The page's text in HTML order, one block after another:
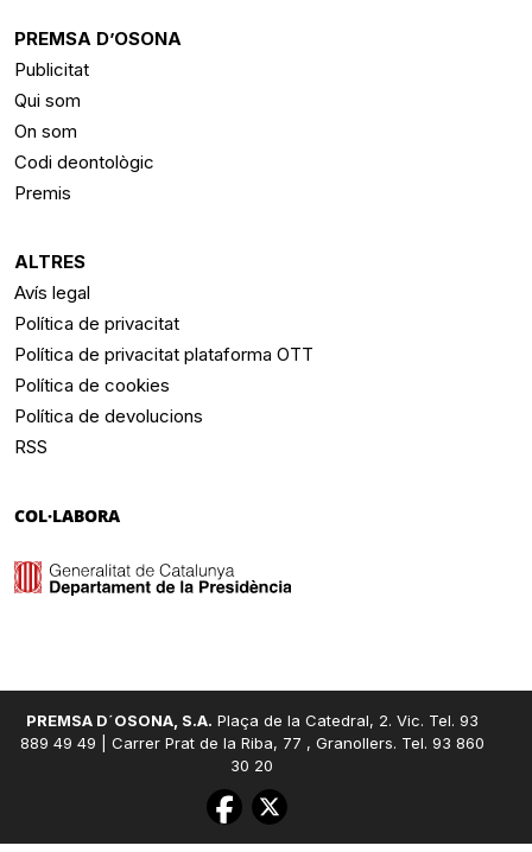
PREMSA D’OSONA
Publicitat
Qui som
On som
Codi deontològic
Premis
ALTRES
Avís legal
Política de privacitat
Política de privacitat plataforma OTT
Política de cookies
Política de devolucions
RSS
COL·LABORA
PREMSA D´OSONA, S.A. Plaça de la Catedral, 2. Vic. Tel. 93
889 49 49 | Carrer Prat de la Riba, 77 , Granollers. Tel. 93 860
30 20